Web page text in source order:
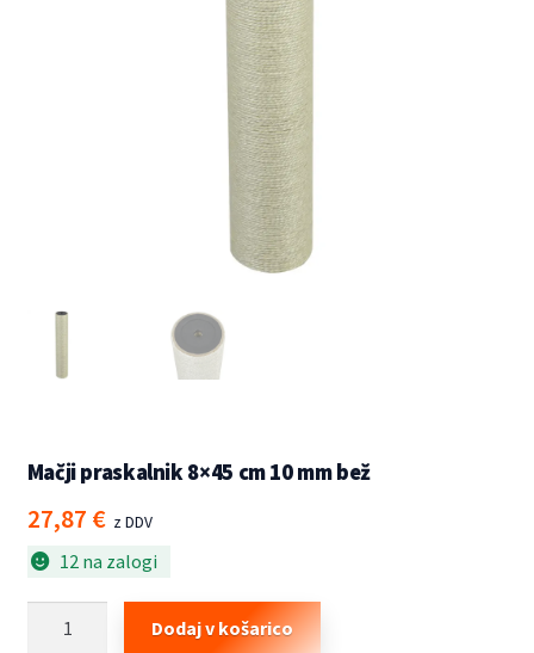
Mačji praskalnik 8×45 cm 10 mm bež
27,87 € z DDV
12 na zalogi
Dodaj v košarico